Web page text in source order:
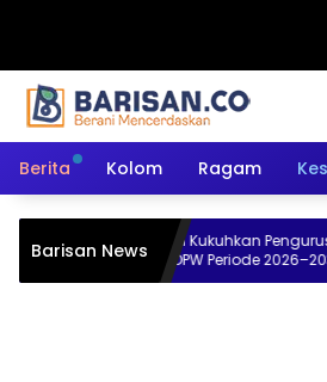
Berita Kolom Ragam
Barisan News
PPSPI Kukuhkan Pengurus
38 DPW Periode 2026–2031, Perkuat
Profesionalisme Sektor Publik